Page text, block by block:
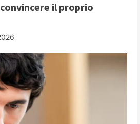
il proprio